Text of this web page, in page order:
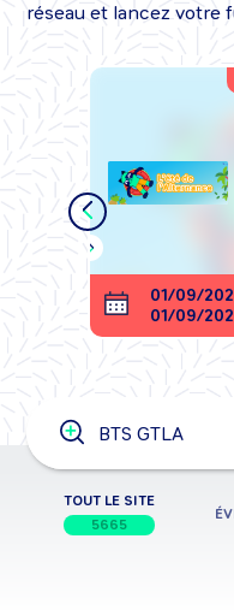
réseau et lancez votre
01/09/
01/09/
Tape ta
TOUT LE SITE
5665